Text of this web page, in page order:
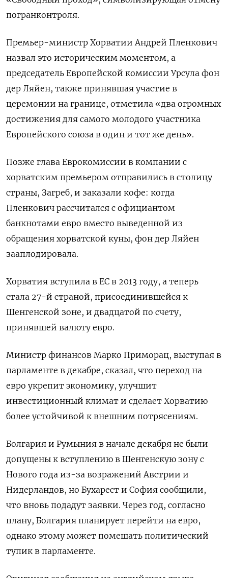
погранконтроля.
Премьер-министр Хорватии Андрей Пленкович
назвал это историческим моментом, а
председатель Европейской комиссии Урсула фон
дер Ляйен, также принявшая участие в
церемонии на границе, отметила «два огромных
достижения для самого молодого участника
Европейского союза в один и тот же день».
Позже глава Еврокомиссии в компании с
хорватским премьером отправились в столицу
страны, Загреб, и заказали кофе: когда
Пленкович рассчитался с официантом
банкнотами евро вместо выведенной из
обращения хорватской куны, фон дер Ляйен
зааплодировала.
Хорватия вступила в ЕС в 2013 году, а теперь
стала 27-й страной, присоединившейся к
Шенгенской зоне, и двадцатой по счету,
принявшей валюту евро.
Министр финансов Марко Приморац, выступая в
парламенте в декабре, сказал, что переход на
евро укрепит экономику, улучшит
инвестиционный климат и сделает Хорватию
более устойчивой к внешним потрясениям.
Болгария и Румыния в начале декабря не были
допущены к вступлению в Шенгенскую зону с
Нового года из-за возражений Австрии и
Нидерландов, но Бухарест и София сообщили,
что вновь подадут заявки. Через год, согласно
плану, Болгария планирует перейти на евро,
однако этому может помешать политический
тупик в парламенте.